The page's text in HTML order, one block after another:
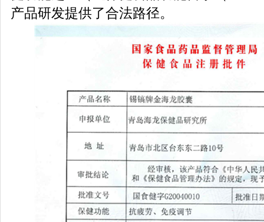
产品研发提供了合法路径。